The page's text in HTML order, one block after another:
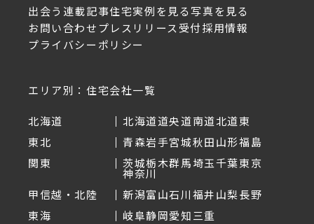
出会う 連載記事住宅実例を見る写真を見る
お問い合わせ プレスリリース受付採用情報
プライバシーポリシー
エリア別：住宅会社一覧
北海道 北海道道央道南道北道東
東北
青森岩手宮城秋田山形福島
関東
茨城栃木群馬埼玉千葉東京
神奈川
甲信越・北陸
新潟富山石川福井山梨長野
東海
岐阜静岡愛知三重